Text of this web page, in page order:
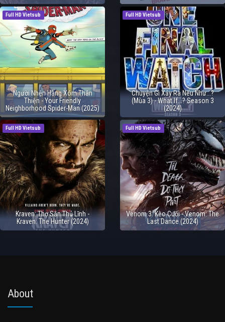
Full HD Vietsub
Người Nhện Hàng Xóm Thân
Thiện - Your Friendly
Neighborhood Spider-Man (2025)
Full HD Vietsub
Chuyện Gì Xảy Ra Nếu Như...?
(Mùa 3) - What If...? Season 3
(2024)
Full HD Vietsub
Kraven: Thợ Săn Thủ Lĩnh -
Kraven: The Hunter (2024)
Full HD Vietsub
Venom 3: Kèo Cuối - Venom: The
Last Dance (2024)
About